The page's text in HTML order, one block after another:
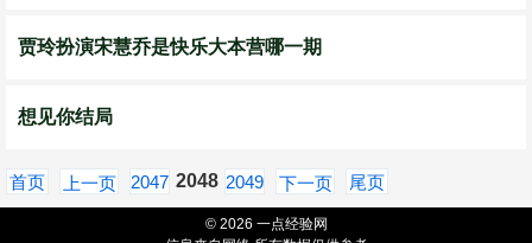
贾玲扮演宋慧乔是快乐大本营哪一期
想见你结局
首页 上一页 2047 2048 2049 下一页 尾页
© 2026 一点经验网